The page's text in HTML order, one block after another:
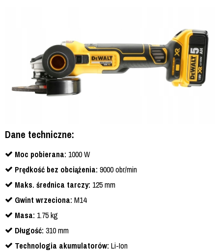
Dane techniczne:
Moc pobierana: 1000 W
Prędkość bez obciążenia: 9000 obr/min
Maks. średnica tarczy: 125 mm
Gwint wrzeciona: M14
Masa: 1.75 kg
Długość: 310 mm
Technologia akumulatorów: Li-Ion